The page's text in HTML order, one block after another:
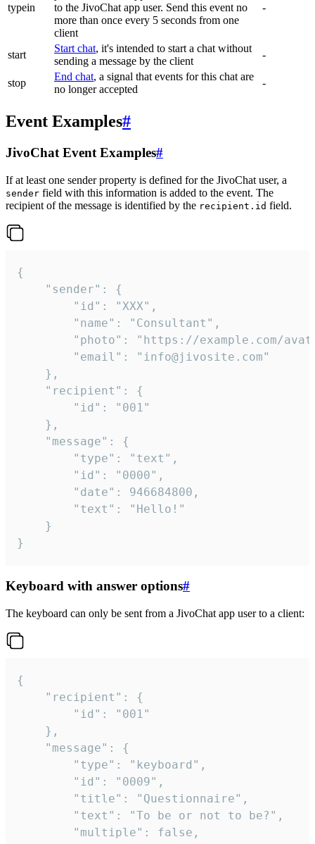
typein
to the JivoChat app user. Send this event no
more than once every 5 seconds from one
client
-
start
Start chat, it's intended to start a chat without
sending a message by the client
-
stop
End chat, a signal that events for this chat are
no longer accepted
-
Event Examples#
JivoChat Event Examples#
If at least one sender property is defined for the JivoChat user, a
sender field with this information is added to the event. The
recipient of the message is identified by the recipient.id field.
{
}
Keyboard with answer options#
The keyboard can only be sent from a JivoChat app user to a client:
{